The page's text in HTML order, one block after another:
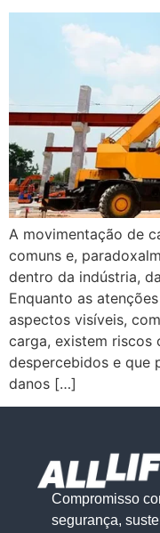
A movimentação de
comuns e,
dentro da indústria,
Enquanto as
aspectos visíveis,
carga, existem riscos
despercebidos e que
danos […]
Compromisso
segurança,